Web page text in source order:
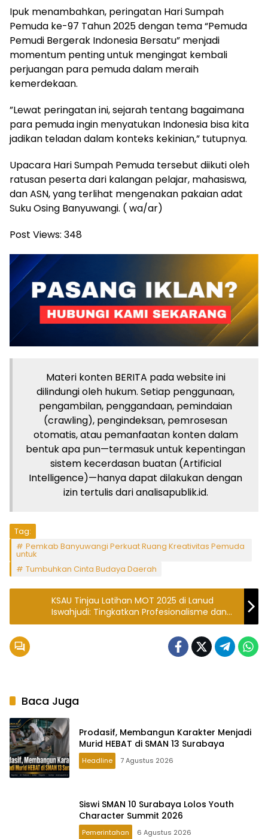
​Ipuk menambahkan, peringatan Hari Sumpah
Pemuda ke-97 Tahun 2025 dengan tema “Pemuda
Pemudi Bergerak Indonesia Bersatu” menjadi
momentum penting untuk mengingat kembali
perjuangan para pemuda dalam meraih
kemerdekaan.
​”Lewat peringatan ini, sejarah tentang bagaimana
para pemuda ingin menyatukan Indonesia bisa kita
jadikan teladan dalam konteks kekinian,” tutupnya.
​Upacara Hari Sumpah Pemuda tersebut diikuti oleh
ratusan peserta dari kalangan pelajar, mahasiswa,
dan ASN, yang terlihat mengenakan pakaian adat
Suku Osing Banyuwangi. ( wa/ar)
Post Views: 348
Materi konten BERITA pada website ini
dilindungi oleh hukum. Setiap penggunaan,
pengambilan, penggandaan, pemindaian
(crawling), pengindeksan, pemrosesan
otomatis, atau pemanfaatan konten dalam
bentuk apa pun—termasuk untuk kepentingan
sistem kecerdasan buatan (Artificial
Intelligence)—hanya dapat dilakukan dengan
izin tertulis dari analisapublik.id.
Tag:
Pemkab Banyuwangi Perkuat Ruang Kreativitas Pemuda
untuk
Tumbuhkan Cinta Budaya Daerah
KSAU Tinjau Latihan MOT 2025 di Lanud
Iswahjudi: Tingkatkan Profesionalisme dan
Kesiapan Tempur
Baca Juga
Prodasif, Membangun Karakter Menjadi
Murid HEBAT di SMAN 13 Surabaya
Headline 7 Agustus 2026
Siswi SMAN 10 Surabaya Lolos Youth
Character Summit 2026
Pemerintahan 6 Agustus 2026